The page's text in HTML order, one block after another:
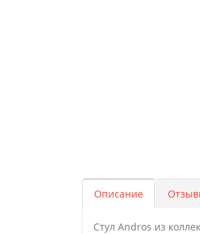
Описание
Стул Andros из